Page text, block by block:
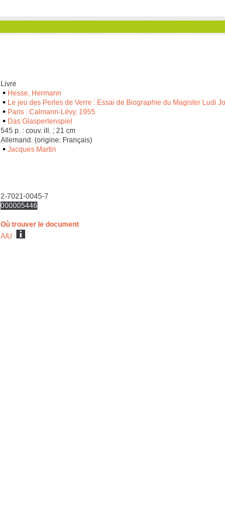
Livre
Hesse, Hermann
Le jeu des Perles de Verre : Essai de Biographie du Magister Ludi
Paris : Calmann-Lévy, 1955
Das Glasperlenspiel
‎5‎4‎5 p. : couv. ill. ; ‎2‎1 cm
Allemand. (origine: Français)
Jacques Martin
2-7021-0045-7
000005446
Où trouver le document
AIU